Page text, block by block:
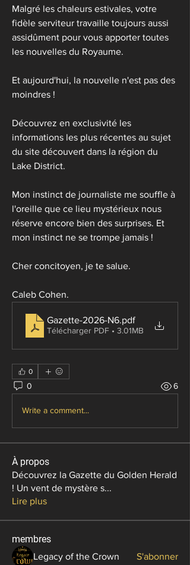
Malgré les chaleurs estivales, votre
fidèle serviteur travaille toujours aussi
assidûment pour vous apporter toutes
les nouvelles du Royaume.
Et aujourd'hui, la nouvelle n'est pas des
moindres !
Découvrez en exclusivité les
informations les plus récentes au sujet
du site découvert dans la région du
Lake District.
Mon instinct de journaliste me souffle à
l'oreille que ce lieu mystérieux nous
réserve encore bien des surprises. Et
mon instinct ne se trompe jamais !
Cher concitoyen, je te salue.
Caleb Cohen.
Gazette-2026-N6.pdf
Télécharger PDF • 3.01MB
0
0 6
Write a comment...
À propos
Découvrez la Gazette du Golden Herald
! Un vent de mystère s...
Lire plus
membres
Legacy of the Crown S'abonner